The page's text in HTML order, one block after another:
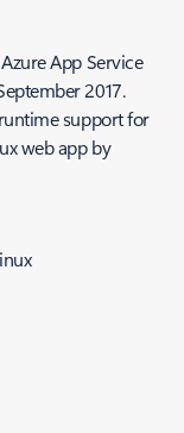
App Service
2017.
support for
web app by